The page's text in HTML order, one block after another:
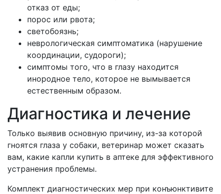
отказ от еды;
порос или рвота;
светобоязнь;
неврологическая симптоматика (нарушение
координации, судороги);
симптомы того, что в глазу находится
инородное тело, которое не вымывается
естественным образом.
Диагностика и лечение
Только выявив основную причину, из-за которой
гноятся глаза у собаки, ветеринар может сказать
вам, какие капли купить в аптеке для эффективного
устранения проблемы.
Комплект диагностических мер при конъюнктивите